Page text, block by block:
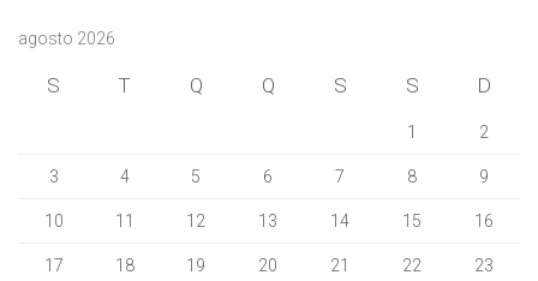
agosto 2026
S T Q Q S S D
1 2
3 4 5 6 7 8 9
10 11 12 13 14 15 16
17 18 19 20 21 22 23